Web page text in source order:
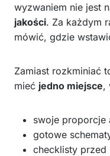
wyzwaniem nie jest
jakości. Za każdym
mówić, gdzie
Zamiast rozkminiać
mieć jedno miejsce,
swoje proporcje
gotowe
checklisty przed